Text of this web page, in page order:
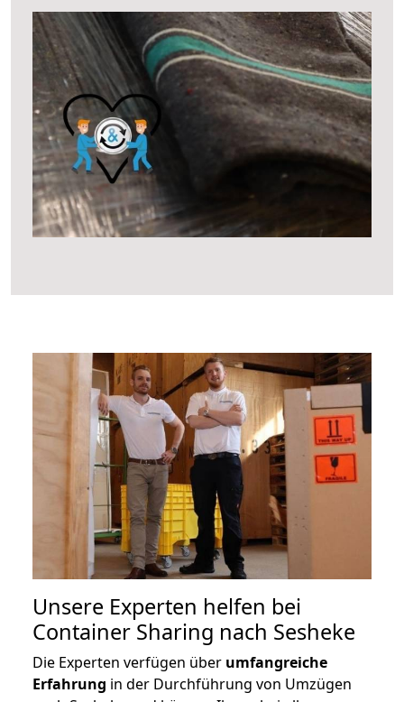
Unsere Experten helfen bei
Container Sharing nach Sesheke
Die Experten verfügen über umfangreiche
Erfahrung in der Durchführung von Umzügen